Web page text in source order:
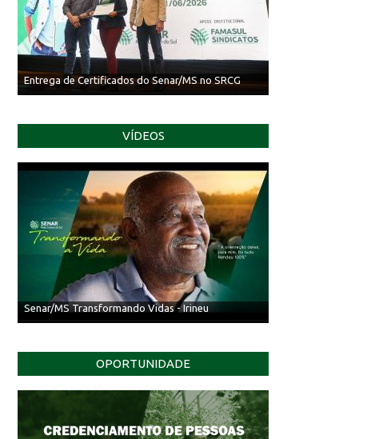
Entrega de Certificados do Senar/MS no SRCG
VÍDEOS
Senar/MS Transformando Vidas - Irineu
OPORTUNIDADE